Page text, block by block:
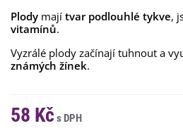
Plody mají tvar podlouhlé tykve,
vitamínů.
Vyzrálé plody začínají tuhnout a
známých žínek.
58 Kč